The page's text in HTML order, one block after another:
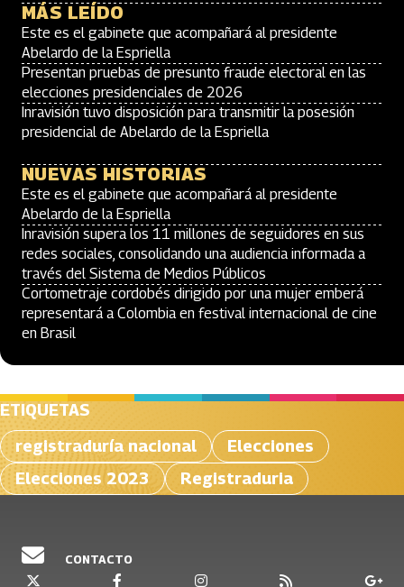
MÁS LEÍDO
Este es el gabinete que acompañará al presidente
Abelardo de la Espriella
Presentan pruebas de presunto fraude electoral en las
elecciones presidenciales de 2026
Inravisión tuvo disposición para transmitir la posesión
presidencial de Abelardo de la Espriella
NUEVAS HISTORIAS
Este es el gabinete que acompañará al presidente
Abelardo de la Espriella
Inravisión supera los 11 millones de seguidores en sus
redes sociales, consolidando una audiencia informada a
través del Sistema de Medios Públicos
Cortometraje cordobés dirigido por una mujer emberá
representará a Colombia en festival internacional de cine
en Brasil
ETIQUETAS
registraduría nacional
Elecciones
Elecciones 2023
Registraduria
CONTACTO